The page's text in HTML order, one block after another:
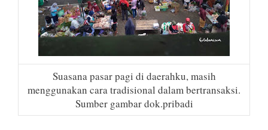
Suasana pasar pagi di daerahku, masih
menggunakan cara tradisional dalam bertransaksi.
Sumber gambar dok.pribadi